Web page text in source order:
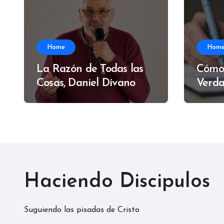
Home
La Razón de Todas las
Cosas, Daniel Divano
Haciendo Discipulos
Suguiendo las pisadas de Cristo